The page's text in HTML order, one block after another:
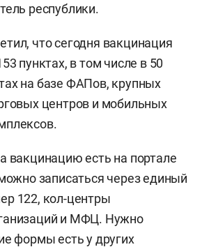
республики.
что сегодня вакцинация
пунктах, в том числе в 50
на базе ФАПов, крупных
центров и мобильных
вакцинацию есть на портале
записаться через единый
122, кол-центры
и МФЦ. Нужно
формы есть у других